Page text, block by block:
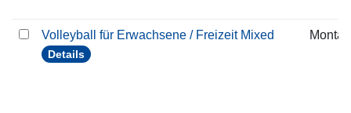
Volleyball für Erwachsene / Freizeit Mixed
Details
Montag